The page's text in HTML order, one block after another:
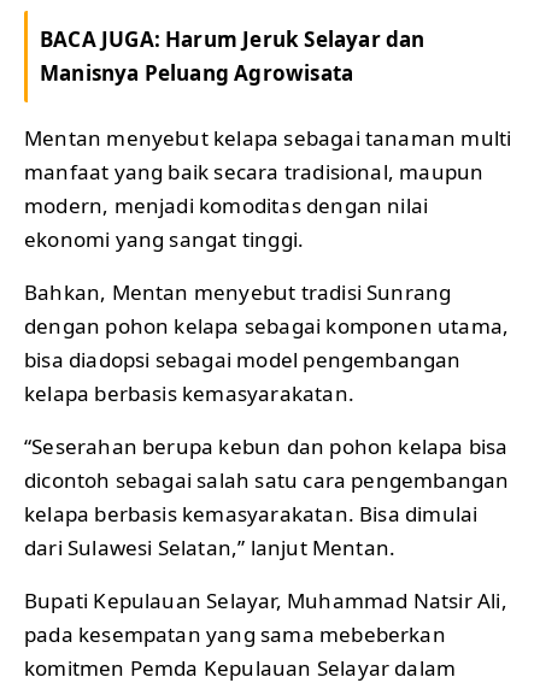
BACA JUGA: Harum Jeruk Selayar dan
Manisnya Peluang Agrowisata
Mentan menyebut kelapa sebagai tanaman multi
manfaat yang baik secara tradisional, maupun
modern, menjadi komoditas dengan nilai
ekonomi yang sangat tinggi.
Bahkan, Mentan menyebut tradisi Sunrang
dengan pohon kelapa sebagai komponen utama,
bisa diadopsi sebagai model pengembangan
kelapa berbasis kemasyarakatan.
“Seserahan berupa kebun dan pohon kelapa bisa
dicontoh sebagai salah satu cara pengembangan
kelapa berbasis kemasyarakatan. Bisa dimulai
dari Sulawesi Selatan,” lanjut Mentan.
Bupati Kepulauan Selayar, Muhammad Natsir Ali,
pada kesempatan yang sama mebeberkan
komitmen Pemda Kepulauan Selayar dalam